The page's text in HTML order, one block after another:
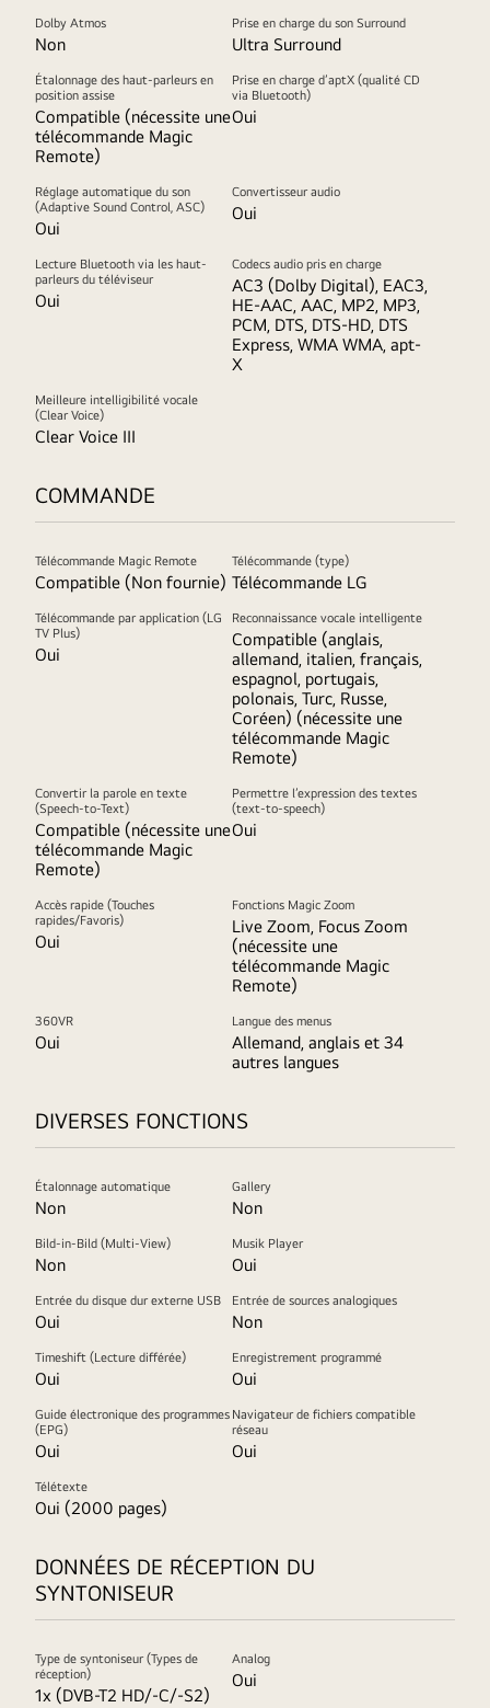
Dolby Atmos
Non
Prise en charge du son Surround
Ultra Surround
Étalonnage des haut-parleurs en
position assise
Compatible (nécessite une
télécommande Magic
Remote)
Prise en charge d’aptX (qualité CD
via Bluetooth)
Oui
Réglage automatique du son
(Adaptive Sound Control, ASC)
Oui
Convertisseur audio
Oui
Lecture Bluetooth via les haut-
parleurs du téléviseur
Oui
Codecs audio pris en charge
AC3 (Dolby Digital), EAC3,
HE-AAC, AAC, MP2, MP3,
PCM, DTS, DTS-HD, DTS
Express, WMA WMA, apt-
X
Meilleure intelligibilité vocale
(Clear Voice)
Clear Voice III
COMMANDE
Télécommande Magic Remote
Compatible (Non fournie)
Télécommande (type)
Télécommande LG
Télécommande par application (LG
TV Plus)
Oui
Reconnaissance vocale intelligente
Compatible (anglais,
allemand, italien, français,
espagnol, portugais,
polonais, Turc, Russe,
Coréen) (nécessite une
télécommande Magic
Remote)
Convertir la parole en texte
(Speech-to-Text)
Compatible (nécessite une
télécommande Magic
Remote)
Permettre l’expression des textes
(text-to-speech)
Oui
Accès rapide (Touches
rapides/Favoris)
Oui
Fonctions Magic Zoom
Live Zoom, Focus Zoom
(nécessite une
télécommande Magic
Remote)
360VR
Oui
Langue des menus
Allemand, anglais et 34
autres langues
DIVERSES FONCTIONS
Étalonnage automatique
Non
Gallery
Non
Bild-in-Bild (Multi-View)
Non
Musik Player
Oui
Entrée du disque dur externe USB
Oui
Entrée de sources analogiques
Non
Timeshift (Lecture différée)
Oui
Enregistrement programmé
Oui
Guide électronique des programmes
(EPG)
Oui
Navigateur de fichiers compatible
réseau
Oui
Télétexte
Oui (2000 pages)
DONNÉES DE RÉCEPTION DU
SYNTONISEUR
Type de syntoniseur (Types de
réception)
1x (DVB-T2 HD/-C/-S2)
Analog
Oui